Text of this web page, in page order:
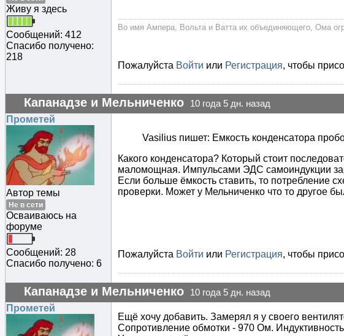
Живу я здесь
Сообщений: 412
Спасибо получено:
218
Во имя Ампера, Вольта и Ватта их объединяющего, Ома
Пожалуйста Войти или Регистрация, чтобы
Капанадзе и Мельниченко 10 года 5 дн. назад
Прометей
Автор темы
Не в сети
Осваиваюсь на
форуме
Сообщений: 28
Спасибо получено: 6
Vasilius пишет: Емкость конденсатора
Какого конденсатора? Который стоит
маломощная. Импульсами ЭДС самоиндукции
Если больше ёмкость ставить, то потребление
проверки. Может у Мельниченко что то другое
Пожалуйста Войти или Регистрация, чтобы
Капанадзе и Мельниченко 10 года 5 дн. назад
Прометей
Ещё хочу добавить. Замерял я у своего
Сопротивление обмотки - 970 Ом.